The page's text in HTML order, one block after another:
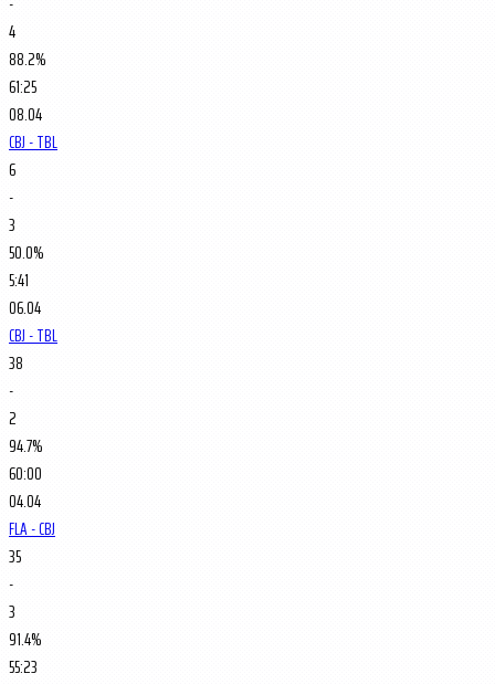
4
88.2%
61:25
08.04
CBJ - TBL
6
-
3
50.0%
5:41
06.04
CBJ - TBL
38
-
2
94.7%
60:00
04.04
FLA - CBJ
35
-
3
91.4%
55:23